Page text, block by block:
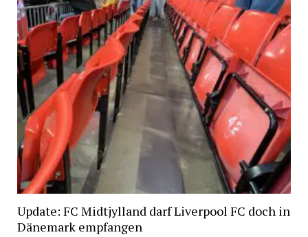
Update: FC Midtjylland darf Liverpool FC doch in
Dänemark empfangen